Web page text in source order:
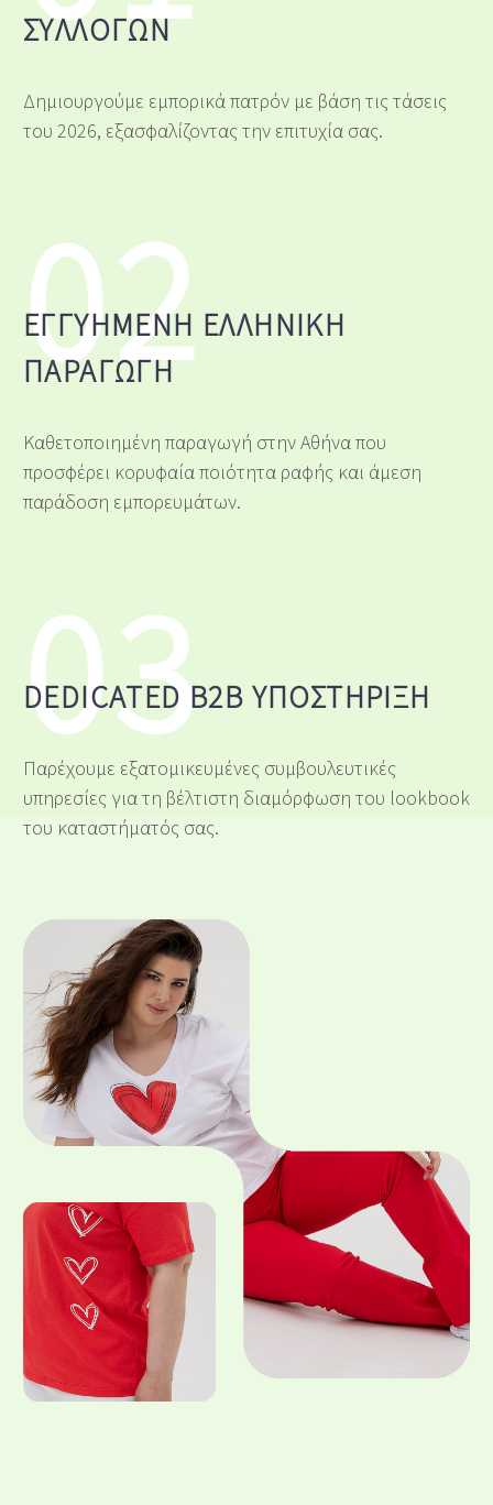
ΣΥΛΛΟΓΏΝ
Δημιουργούμε εμπορικά πατρόν με βάση τις τάσεις
του 2026, εξασφαλίζοντας την επιτυχία σας.
02
ΕΓΓΥΗΜΈΝΗ ΕΛΛΗΝΙΚΉ
ΠΑΡΑΓΩΓΉ
Καθετοποιημένη παραγωγή στην Αθήνα που
προσφέρει κορυφαία ποιότητα ραφής και άμεση
παράδοση εμπορευμάτων.
03
DEDICATED B2B ΥΠΟΣΤΉΡΙΞΗ
Παρέχουμε εξατομικευμένες συμβουλευτικές
υπηρεσίες για τη βέλτιστη διαμόρφωση του lookbook
του καταστήματός σας.